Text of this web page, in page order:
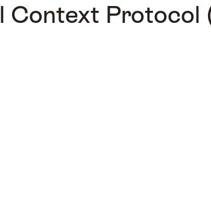
Context Protocol